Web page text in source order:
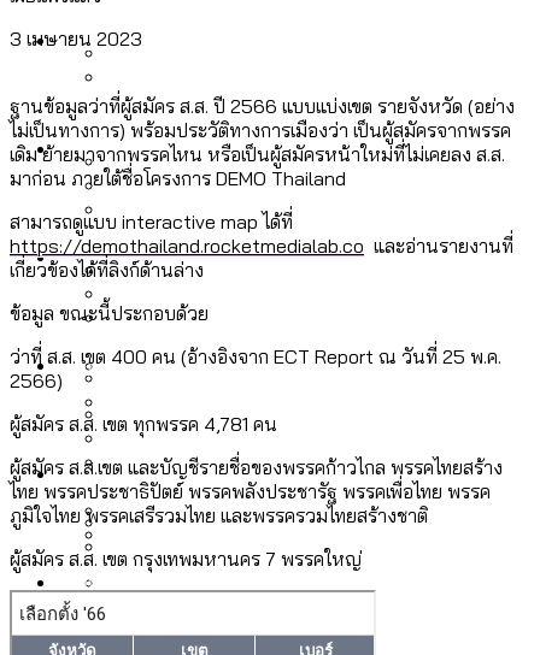
เมื่อแยกท่องเที่ยวออกจากกีฬา กระทรวง
ใหม่จะมีงบฯ ประมาณเท่าไร
สมุดจดการบ้าน ส.ก. 2569 : แต่ละเขตมี
ปัญหาอะไรที่ ส.ก. ต้องทำการบ้าน
Vote62 ขอบคุณประชาชนที่ร่วม
สังเกตการณ์การเลือกตั้งชวนคุยกันถึงบท
เรียนที่เราได้รับจากเลือกตั้ง กรุงเทพฯ –
พัทยา
สำรวจเหตุไฟไหม้ในกรุงเทพฯ ส่วนใหญ่มา
ลัดวงจรมากที่สุด
สวนสาธารณะและพื้นที่สีเขียวใน กทม. เพิ่ม
ขึ้นและเข้าถึงได้มากน้อยแค่ไหน
ขยะมูลฝอย 2568 [ข้อมูลดิบ]
ขยะของคน กทม. ที่ยังถูกนำไปทิ้งที่
ฉะเชิงเทรา นครปฐม และล่าสุดที่กาญจนบุรี
Culture
โลกใบเดียว สิทธิไม่เท่ากัน: กฎหมายการ
รับรองเพศของ Transgender ทั่วโลก
ประเทศไหนทำได้บ้าง?
สำรวจ Hate Speech ที่ถูกผลิตซ้ำผ่าน
วิดีโอ AI ในช่วงความขัดแย้งไทย-กัมพูชา
ความเกลียดชังที่ขายได้ : สำรวจ Hate
Speech ที่ถูกผลิตซ้ำผ่านวิดีโอ AI ในช่วง
ความขัดแย้งไทย-กัมพูชา
Economy
เมกะโปรเจ็กต์ของ กทม. ในช่วงที่มีการใช้
งบคาบเกี่ยวในยุคชัชชาติ มีอะไร ใช้งบแค่
ไหน
ค่าฝุ่นในกรุงเทพฯ 2025 เทียบกับจำนวน
ควันบุหรี่ที่เข้าปอด [ข้อมูลดิบ]
สำรวจเศรษฐกิจในกรุงเทพฯ ผ่าน
Bangkok Index 2025
Future
สังคมผู้สูงอายุไทย [ข้อมูลดิบ]
สำรวจสังคมผู้สูงอายุไทย : 6 จังหวัดเป็น
สังคมสูงวัยระดับสุดยอด และ 64 จังหวัดที่
ตายมากกว่าเกิด
Database
สังคมผู้สูงอายุไทย [ข้อมูลดิบ]
สำรวจเหตุไฟไหม้ในกรุงเทพฯ 2568
Project
Bangkok Index
Bangkok Index 2022
DEMO Thailand
About Us
3 เมษายน 2023
ฐานข้อมูลว่าที่ผู้สมัคร ส.ส. ปี 2566 แบบแบ่งเขต รายจังหวัด (อย่าง
ไม่เป็นทางการ) พร้อมประวัติทางการเมืองว่า เป็นผู้สมัครจากพรรค
เดิม ย้ายมาจากพรรคไหน หรือเป็นผู้สมัครหน้าใหม่ที่ไม่เคยลง ส.ส.
มาก่อน ภายใต้ชื่อโครงการ DEMO Thailand
สามารถดูแบบ interactive map ได้ที่
https://demothailand.rocketmedialab.co และอ่านรายงานที่
เกี่ยวข้องได้ที่ลิงก์ด้านล่าง
ข้อมูล ขณะนี้ประกอบด้วย
ว่าที่ ส.ส. เขต 400 คน (อ้างอิงจาก ECT Report ณ วันที่ 25 พ.ค.
2566)
ผู้สมัคร ส.ส. เขต ทุกพรรค 4,781 คน
ผู้สมัคร ส.ส.เขต และบัญชีรายชื่อของพรรคก้าวไกล พรรคไทยสร้าง
ไทย พรรคประชาธิปัตย์ พรรคพลังประชารัฐ พรรคเพื่อไทย พรรค
ภูมิใจไทย พรรคเสรีรวมไทย และพรรครวมไทยสร้างชาติ
ผู้สมัคร ส.ส. เขต กรุงเทพมหานคร 7 พรรคใหญ่